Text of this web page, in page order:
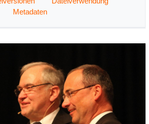
Metadaten